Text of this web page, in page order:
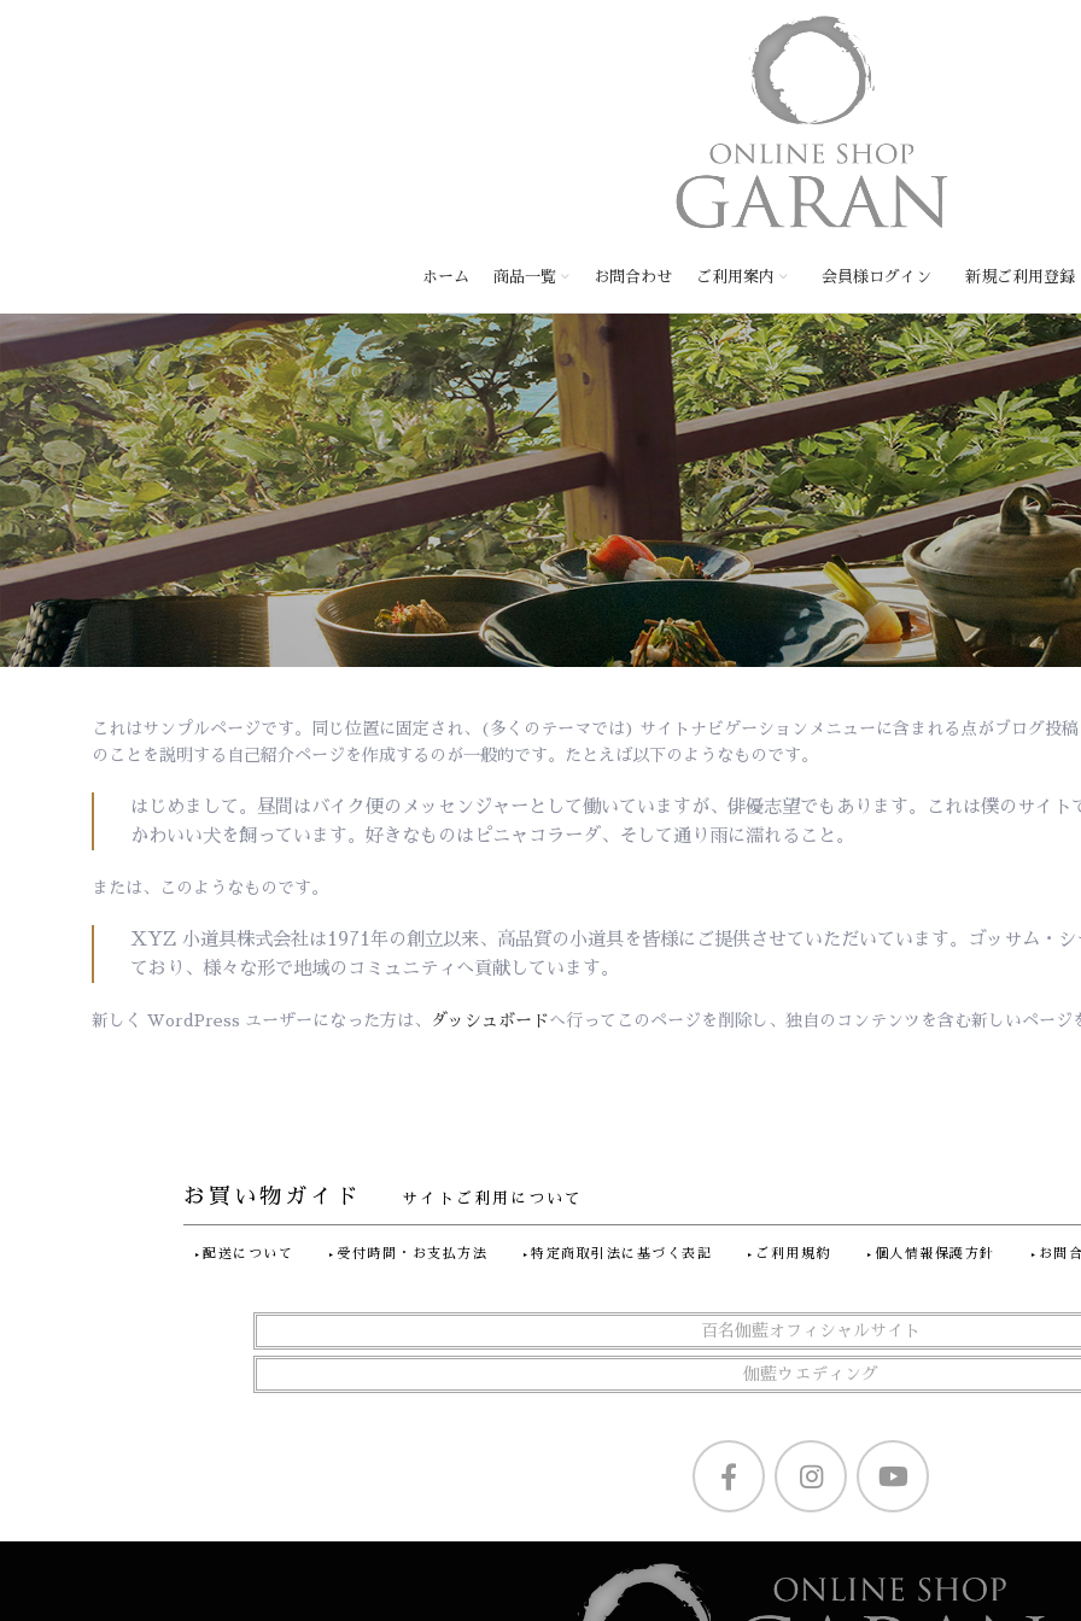
ホーム 商品一覧 お問合わせ ご利用案内 会員様ログイン 新規ご利用登録
これはサンプルページです。同じ位置に固定され、(多くのテーマでは) サイトナビゲーションメニューに含まれる点がブログ投
のことを説明する自己紹介ページを作成するのが一般的です。たとえば以下のようなものです。
はじめまして。昼間はバイク便のメッセンジャーとして働いていますが、俳優志望でもあります。これは僕のサイ
かわいい犬を飼っています。好きなものはピニャコラーダ、そして通り雨に濡れること。
または、このようなものです。
XYZ 小道具株式会社は1971年の創立以来、高品質の小道具を皆様にご提供させていただいています。ゴッサム・
ており、様々な形で地域のコミュニティへ貢献しています。
新しく WordPress ユーザーになった方は、 ダッシュボードへ行ってこのページを削除し、独自のコンテンツを含む新しいペー
お買い物ガイド サイトご利用について
配送について 受付時間・お支払方法 特定商取引法に基づく表記 ご利用規約 個人情報保護方針 お問
百名伽藍オフィシャルサイト
伽藍ウエディング